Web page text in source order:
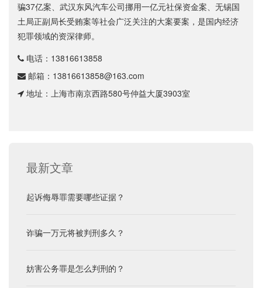
骗37亿案、武汉东风汽车公司挪用一亿元社保资金案、无锡国
土局正副局长受贿案等社会广泛关注的大案要案，是国内经济
犯罪领域的资深律师。
电话： 13816613858
邮箱： 13816613858@163.com
地址：上海市南京西路580号仲益大厦3903室
最新文章
起诉侮辱罪需要哪些证据？
诈骗一万元将被判刑多久？
妨害公务罪是怎么判刑的？